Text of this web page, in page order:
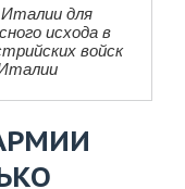
Италии для
исхода в
войск